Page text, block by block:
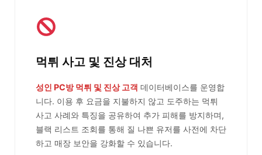
먹튀 사고 및 진상 대처
성인 PC방 먹튀 및 진상 고객 데이터베이스를 운영합
니다. 이용 후 요금을 지불하지 않고 도주하는 먹튀
사고 사례와 특징을 공유하여 추가 피해를 방지하며,
블랙 리스트 조회를 통해 질 나쁜 유저를 사전에 차단
하고 매장 보안을 강화할 수 있습니다.